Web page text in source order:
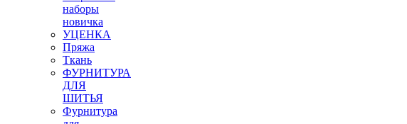
наборы
новичка
УЦЕНКА
Пряжа
Ткань
ФУРНИТУРА
ДЛЯ
ШИТЬЯ
Фурнитура